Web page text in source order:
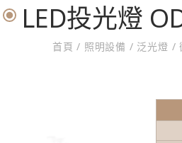
LED投光燈
首頁/ 照明設備 / 泛光燈 /